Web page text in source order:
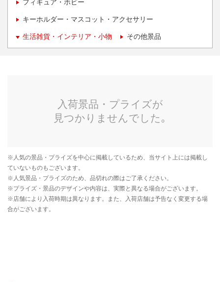
フィギュア・ホビー
キーホルダー・マスコット・アクセサリー
生活雑貨・インテリア・小物 その他景品